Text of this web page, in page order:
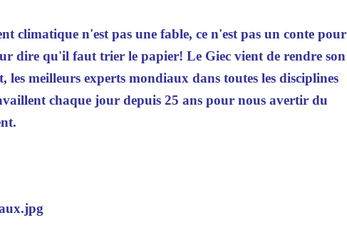
climatique n'est pas une fable, ce n'est pas un conte pour
dire qu'il faut trier le papier! Le Giec vient de rendre son
les meilleurs experts mondiaux dans toutes les disciplines
chaque jour depuis 25 ans pour nous avertir du